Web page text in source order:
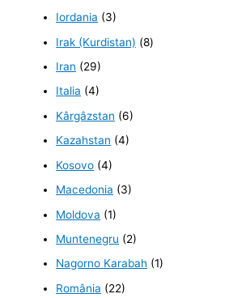
Iordania (3)
Irak (Kurdistan) (8)
Iran (29)
Italia (4)
Kârgâzstan (6)
Kazahstan (4)
Kosovo (4)
Macedonia (3)
Moldova (1)
Muntenegru (2)
Nagorno Karabah (1)
România (22)